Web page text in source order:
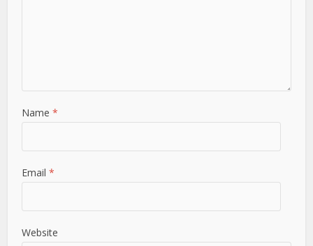
Name*
Email*
Website